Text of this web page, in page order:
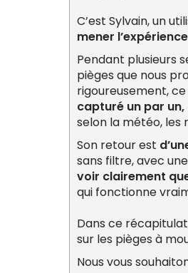
C’est Sylvain, un
mener l’expérience
Pendant plusieurs
pièges que nous
rigoureusement, ce
capturé un par
selon la météo, les
Son retour est
sans filtre, avec
voir clairement
qui fonctionne
Dans ce
sur les pièges à
Nous vous